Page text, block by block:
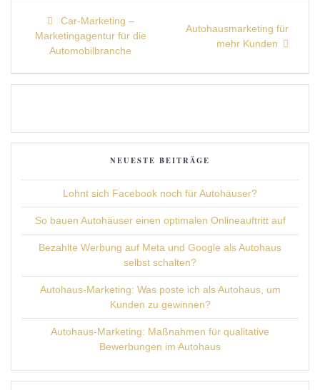
Beitragsnavigation
Previous
post:
Car-Marketing –
Marketingagentur für die
Automobilbranche
Next
Autohausmarketing für
mehr Kunden
NEUESTE BEITRÄGE
Lohnt sich Facebook noch für Autohäuser?
So bauen Autohäuser einen optimalen Onlineauftritt auf
Bezahlte Werbung auf Meta und Google als Autohaus
selbst schalten?
Autohaus-Marketing: Was poste ich als Autohaus, um
Kunden zu gewinnen?
Autohaus-Marketing: Maßnahmen für qualitative
Bewerbungen im Autohaus